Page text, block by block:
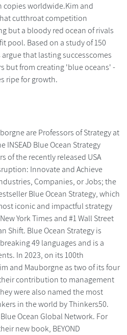
copies worldwide.Kim and
cutthroat competition
but a bloody red ocean of rivals
pool. Based on a study of 150
that lasting successcomes
but from creating 'blue oceans' -
ripe for growth.
are Professors of Strategy at
INSEAD Blue Ocean Strategy
of the recently released USA
Innovate and Achieve
Companies, or Jobs; the
Blue Ocean Strategy, which
iconic and impactful strategy
York Times and #1 Wall Street
Shift. Blue Ocean Strategy is
49 languages and is a
In 2023, on its 100th
and Mauborgne as two of its four
contribution to management
were also named the most
in the world by Thinkers50.
Ocean Global Network. For
new book, BEYOND